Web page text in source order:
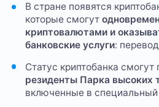
В стране появятся
которые смогут
криптовалютами и
банковские услуги:
Статус криптобанка смогут
резиденты Парка высоких
включенные в